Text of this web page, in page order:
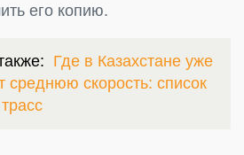
его копию.
Где в Казахстане уже
среднюю скорость: список